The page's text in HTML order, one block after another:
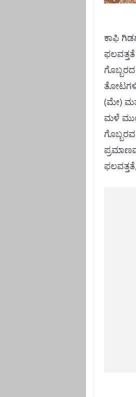
ಕಾಫಿ
(ಮೇ)
ಮಳೆ